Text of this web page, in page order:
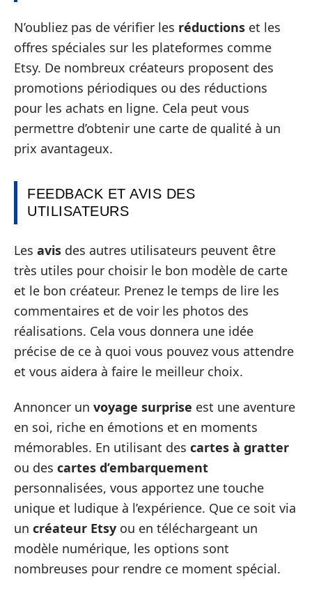
N’oubliez pas de vérifier les réductions et les
offres spéciales sur les plateformes comme
Etsy. De nombreux créateurs proposent des
promotions périodiques ou des réductions
pour les achats en ligne. Cela peut vous
permettre d’obtenir une carte de qualité à un
prix avantageux.
FEEDBACK ET AVIS DES
UTILISATEURS
Les avis des autres utilisateurs peuvent être
très utiles pour choisir le bon modèle de carte
et le bon créateur. Prenez le temps de lire les
commentaires et de voir les photos des
réalisations. Cela vous donnera une idée
précise de ce à quoi vous pouvez vous attendre
et vous aidera à faire le meilleur choix.
Annoncer un voyage surprise est une aventure
en soi, riche en émotions et en moments
mémorables. En utilisant des cartes à gratter
ou des cartes d’embarquement
personnalisées, vous apportez une touche
unique et ludique à l’expérience. Que ce soit via
un créateur Etsy ou en téléchargeant un
modèle numérique, les options sont
nombreuses pour rendre ce moment spécial.